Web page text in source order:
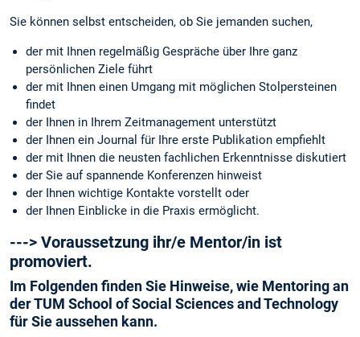
Sie können selbst entscheiden, ob Sie jemanden suchen,
der mit Ihnen regelmäßig Gespräche über Ihre ganz
persönlichen Ziele führt
der mit Ihnen einen Umgang mit möglichen Stolpersteinen
findet
der Ihnen in Ihrem Zeitmanagement unterstützt
der Ihnen ein Journal für Ihre erste Publikation empfiehlt
der mit Ihnen die neusten fachlichen Erkenntnisse diskutiert
der Sie auf spannende Konferenzen hinweist
der Ihnen wichtige Kontakte vorstellt oder
der Ihnen Einblicke in die Praxis ermöglicht.
---> Voraussetzung ihr/e Mentor/in ist
promoviert.
Im Folgenden finden Sie Hinweise, wie Mentoring an
der TUM School of Social Sciences and Technology
für Sie aussehen kann.